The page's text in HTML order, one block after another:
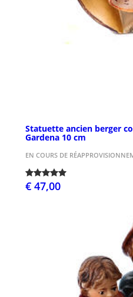
Statuette ancien berger
Gardena 10 cm
EN COURS DE
€ 47,00